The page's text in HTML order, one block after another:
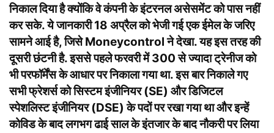
निकाल दिया है क्योंकि वे कंपनी के इंटरनल असेसमेंट को पास नहीं
कर सके. ये जानकारी 18 अप्रैल को भेजी गई एक ईमेल के जरिए
सामने आई है, जिसे Moneycontrol ने देखा. यह इस तरह की
दूसरी छंटनी है. इससे पहले फरवरी में 300 से ज्यादा ट्रेनीज को
भी परफॉर्मेंस के आधार पर निकाला गया था. इस बार निकाले गए
सभी फ्रेशर्स को सिस्टम इंजीनियर (SE) और डिजिटल
स्पेशलिस्ट इंजीनियर (DSE) के पदों पर रखा गया था और इन्हें
कोविड के बाद लगभग ढाई साल के इंतजार के बाद नौकरी पर लिया